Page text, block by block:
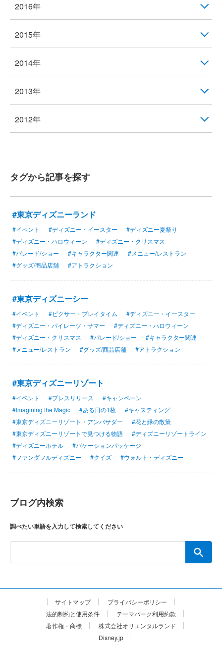
2016年
2015年
2014年
2013年
2012年
タグから記事を探す
#東京ディズニーランド
#イベント #ディズニー・イースター
#ディズニー夏祭り
#ディズニー・ハロウィーン
#ディズニー・クリスマス
#パレード/ショー
#キャラクター関連
#メニュー/レストラン
#グッズ/商品店舗
#アトラクション
#東京ディズニーシー
#イベント #ピクサー・プレイタイム
#ディズニー・イースター
#ディズニー・パイレーツ・サマー
#ディズニー・ハロウィーン
#ディズニー・クリスマス
#パレード/ショー
#キャラクター関連
#メニュー/レストラン
#グッズ/商品店舗 #アトラクション
#東京ディズニーリゾート
#イベント #プレスリリース
#キャンペーン
#Imagining the Magic
#ある日の1枚
#キャスティング
#東京ディズニーリゾート・アンバサダー
#花と緑の散策
#東京ディズニーリゾートで見つける物語
#ディズニーリゾートライン
#ディズニーホテル
#バケーションパッケージ
#ファンダフルディズニー
#クイズ #ウォルト・ディズニー
ブログ内検索
調べたい単語を入力して検索してください
サイトマップ
プライバシーポリシー
法的制約と使用条件
テーマパーク利用約款
著作権・商標
株式会社オリエンタルランド
Disney.jp